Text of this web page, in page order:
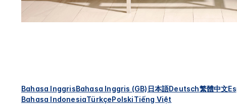
Bahasa InggrisBahasa Inggris (GB) 日本語Deutsch繁體中文
Bahasa IndonesiaTürkçePolskiTiếng Việt